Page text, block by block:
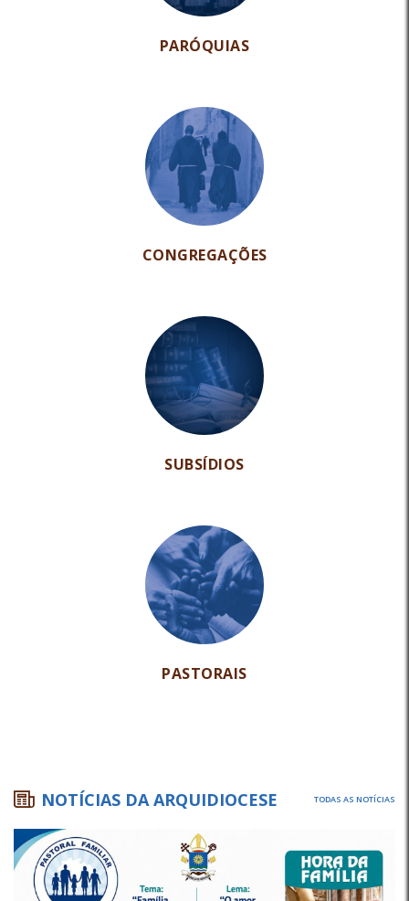
PARÓQUIAS
CONGREGAÇÕES
SUBSÍDIOS
PASTORAIS
NOTÍCIAS DA ARQUIDIOCESE TODAS AS NOTÍCIAS